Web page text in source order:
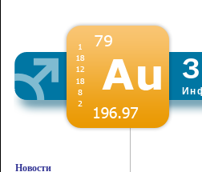
Новости